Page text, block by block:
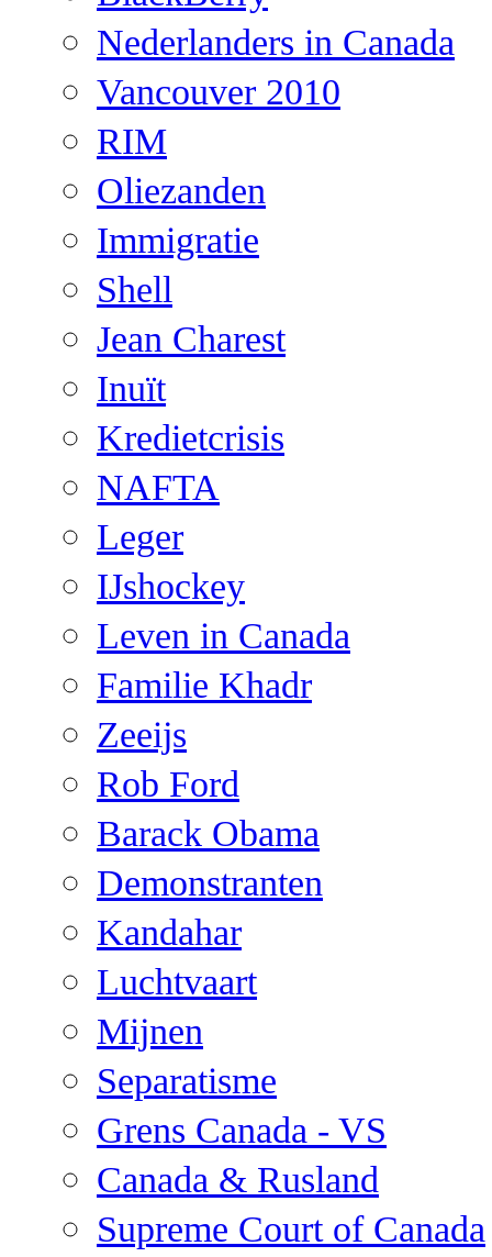
Nederlanders in Canada
Vancouver 2010
RIM
Oliezanden
Immigratie
Shell
Jean Charest
Inuït
Kredietcrisis
NAFTA
Leger
IJshockey
Leven in Canada
Familie Khadr
Zeeijs
Rob Ford
Barack Obama
Demonstranten
Kandahar
Luchtvaart
Mijnen
Separatisme
Grens Canada - VS
Canada & Rusland
Supreme Court of Canada